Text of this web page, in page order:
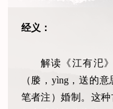
经义：
解读《江有汜
（媵，yìng，送的
笔者注）婚制。这